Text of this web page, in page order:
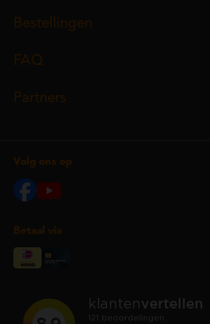
Bestellingen
FAQ
Partners
Volg ons op
Betaal via